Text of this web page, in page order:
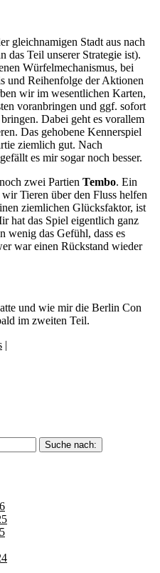
gleichnamigen Stadt aus nach
das Teil unserer Strategie ist).
Würfelmechanismus, bei
und Reihenfolge der Aktionen
wir im wesentlichen Karten,
voranbringen und ggf. sofort
Dabei geht es vorallem
Das gehobene Kennerspiel
ziemlich gut. Nach
es mir sogar noch besser.
zwei Partien Tembo. Ein
Tieren über den Fluss helfen
ziemlichen Glücksfaktor, ist
hat das Spiel eigentlich ganz
wenig das Gefühl, dass es
war einen Rückstand wieder
und wie mir die Berlin Con
im zweiten Teil.
|